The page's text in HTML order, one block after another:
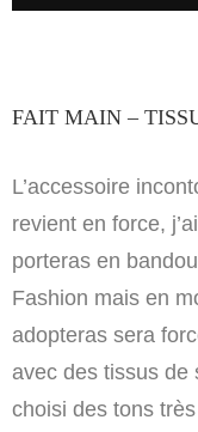
FAIT MAIN –
L’accessoire
revient en force,
porteras en
Fashion mais en
adopteras sera
avec des tissus de
choisi des tons